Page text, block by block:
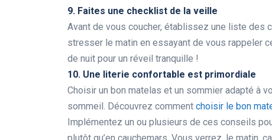
9. Faites une checklist de la veille
Avant de vous coucher, établissez une liste des
stresser le matin en essayant de vous rappeler
de nuit pour un réveil tranquille !
10. Une literie confortable est primordiale
Choisir un bon matelas et un sommier adapté à
sommeil. Découvrez comment choisir le bon
Implémentez un ou plusieurs de ces conseils